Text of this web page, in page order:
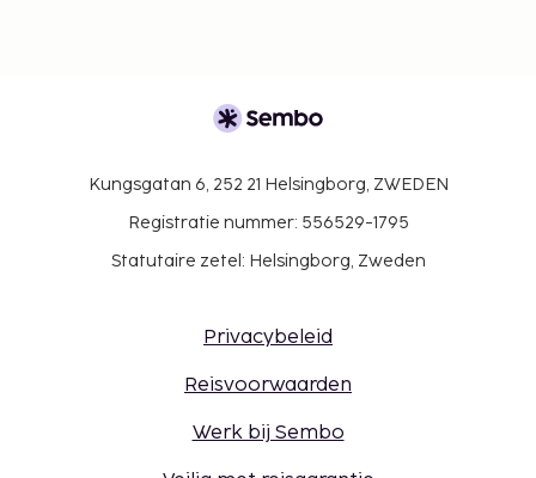
Kungsgatan 6, 252 21 Helsingborg, ZWEDEN
Registratie nummer: 556529-1795
Statutaire zetel: Helsingborg, Zweden
Privacybeleid
Reisvoorwaarden
Werk bij Sembo